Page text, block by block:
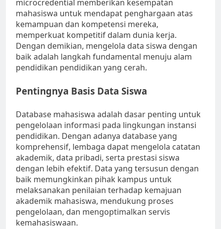
microcredential memberikan kesempatan
mahasiswa untuk mendapat penghargaan atas
kemampuan dan kompetensi mereka,
memperkuat kompetitif dalam dunia kerja.
Dengan demikian, mengelola data siswa dengan
baik adalah langkah fundamental menuju alam
pendidikan pendidikan yang cerah.
Pentingnya Basis Data Siswa
Database mahasiswa adalah dasar penting untuk
pengelolaan informasi pada lingkungan instansi
pendidikan. Dengan adanya database yang
komprehensif, lembaga dapat mengelola catatan
akademik, data pribadi, serta prestasi siswa
dengan lebih efektif. Data yang tersusun dengan
baik memungkinkan pihak kampus untuk
melaksanakan penilaian terhadap kemajuan
akademik mahasiswa, mendukung proses
pengelolaan, dan mengoptimalkan servis
kemahasiswaan.